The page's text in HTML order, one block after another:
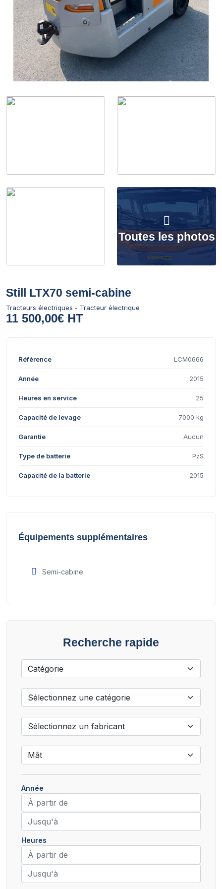
Toutes les photos
Still LTX70 semi-cabine
Tracteurs électriques - Tracteur électrique
11 500,00€ HT
Référence LCM0666
Année 2015
Heures en service 25
Capacité de levage 7000 kg
Garantie Aucun
Type de batterie PzS
Capacité de la batterie 2015
Équipements supplémentaires
Semi-cabine
Recherche rapide
Année
Heures